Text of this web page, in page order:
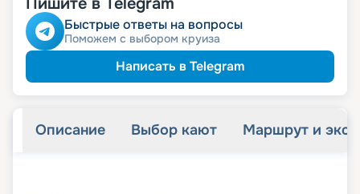
Быстрые ответы на вопросы
Поможем с выбором круиза
Написать в Telegram
Описание Выбор кают Маршрут и